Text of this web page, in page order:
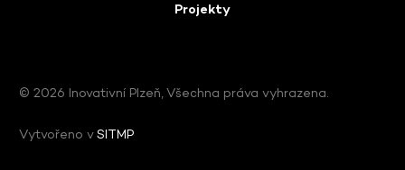
Projekty
© 2026 Inovativní Plzeň, Všechna práva vyhrazena.
Vytvořeno vSITMP